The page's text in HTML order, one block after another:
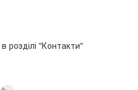
в розділі "Контакти"